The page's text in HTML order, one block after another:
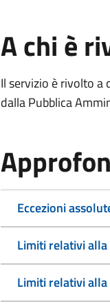
A chi è
Il servizio è rivolto
dalla Pubblica
Eccezioni
Limiti relativi
Limiti relativi